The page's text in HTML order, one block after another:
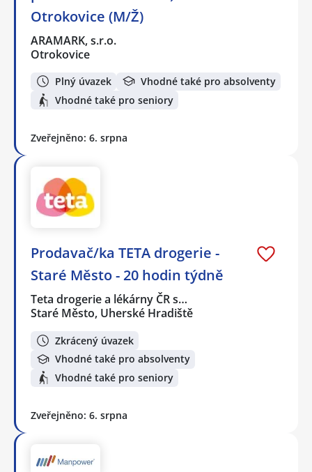
Otrokovice (M/Ž)
ARAMARK, s.r.o.
Otrokovice
Plný úvazek
Vhodné také pro absolventy
Vhodné také pro seniory
Zveřejněno: 6. srpna
Prodavač/ka TETA drogerie -
Staré Město - 20 hodin týdně
Teta drogerie a lékárny ČR s…
Staré Město, Uherské Hradiště
Zkrácený úvazek
Vhodné také pro absolventy
Vhodné také pro seniory
Zveřejněno: 6. srpna